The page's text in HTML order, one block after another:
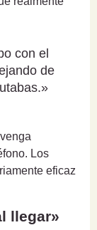
con el
de
Los
eficaz
llegar»